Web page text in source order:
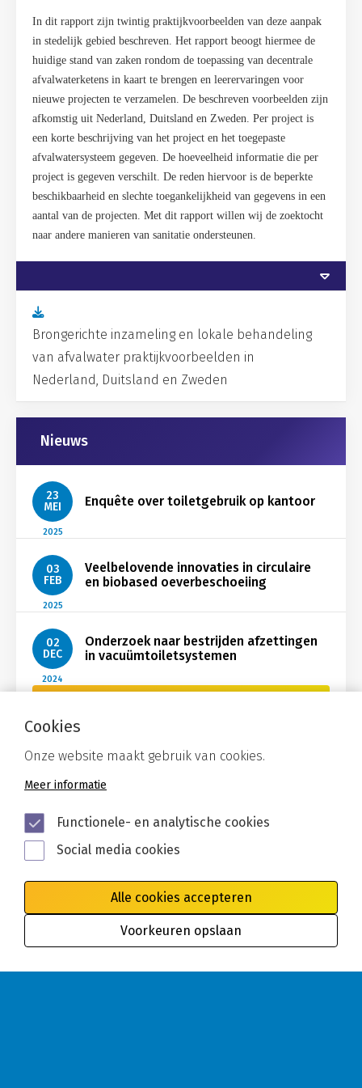
In dit rapport zijn twintig praktijkvoorbeelden van deze aanpak
in stedelijk gebied beschreven. Het rapport beoogt hiermee de
huidige stand van zaken rondom de toepassing van decentrale
afvalwaterketens in kaart te brengen en leerervaringen voor
nieuwe projecten te verzamelen. De beschreven voorbeelden zijn
afkomstig uit Nederland, Duitsland en Zweden. Per project is
een korte beschrijving van het project en het toegepaste
afvalwatersysteem gegeven. De hoeveelheid informatie die per
project is gegeven verschilt. De reden hiervoor is de beperkte
beschikbaarheid en slechte toegankelijkheid van gegevens in een
aantal van de projecten. Met dit rapport willen wij de zoektocht
naar andere manieren van sanitatie ondersteunen.
Brongerichte inzameling en lokale behandeling
van afvalwater praktijkvoorbeelden in
Nederland, Duitsland en Zweden
Gerelateerd
Nieuws
23
MEI
2025
Enquête over toiletgebruik op kantoor
03
FEB
2025
Veelbelovende innovaties in circulaire
en biobased oeverbeschoeiing
02
DEC
2024
Onderzoek naar bestrijden afzettingen
in vacuümtoiletsystemen
Cookies
Onze website maakt gebruik van cookies.
Meer informatie
Functionele- en analytische cookies
Social media cookies
Alle cookies accepteren
Voorkeuren opslaan